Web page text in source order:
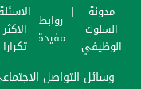
مدونة
السلوك
الوظيفي
روابط
مفيدة
الاسئلة
الاكثر
تكرارا
وسائل التواصل